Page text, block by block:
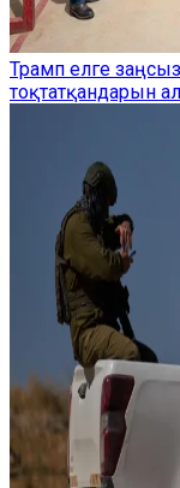
Трамп елге
тоқтатқандарын